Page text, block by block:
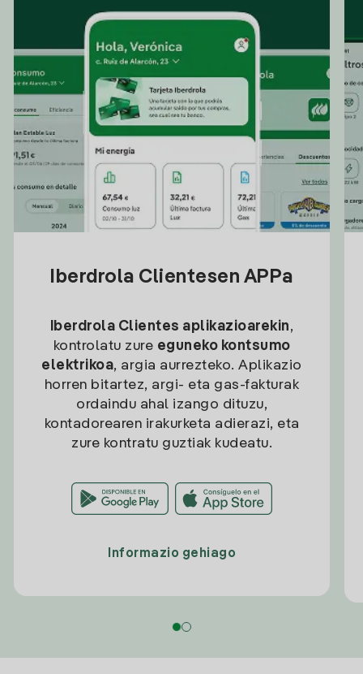
Iberdrola Clientesen APPa
Iberdrola Clientes aplikazioarekin,
kontrolatu zure eguneko kontsumo
elektrikoa, argia aurrezteko. Aplikazio
horren bitartez, argi- eta gas-fakturak
ordaindu ahal izango dituzu,
kontadorearen irakurketa adierazi, eta
zure kontratu guztiak kudeatu.
Informazio gehiago